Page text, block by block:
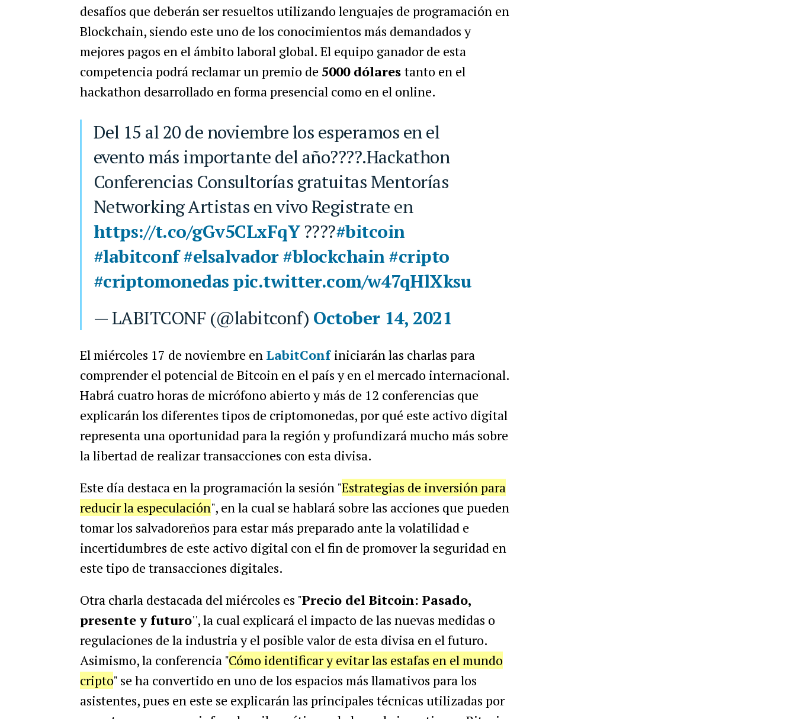
desafíos que deberán ser resueltos utilizando lenguajes de programación en
Blockchain, siendo este uno de los conocimientos más demandados y
mejores pagos en el ámbito laboral global. El equipo ganador de esta
competencia podrá reclamar un premio de 5000 dólares tanto en el
hackathon desarrollado en forma presencial como en el online.
Del 15 al 20 de noviembre los esperamos en el
evento más importante del año????.Hackathon
Conferencias Consultorías gratuitas Mentorías
Networking Artistas en vivo Registrate en
https://t.co/gGv5CLxFqY????#bitcoin
#labitconf#elsalvador#blockchain #cripto
#criptomonedas pic.twitter.com/w47qHlXksu
— LABITCONF (@labitconf) October 14, 2021
El miércoles 17 de noviembre en LabitConf iniciarán las charlas para
comprender el potencial de Bitcoin en el país y en el mercado internacional.
Habrá cuatro horas de micrófono abierto y más de 12 conferencias que
explicarán los diferentes tipos de criptomonedas, por qué este activo digital
representa una oportunidad para la región y profundizará mucho más sobre
la libertad de realizar transacciones con esta divisa.
Este día destaca en la programación la sesión "Estrategias de inversión para
reducir la especulación", en la cual se hablará sobre las acciones que pueden
tomar los salvadoreños para estar más preparado ante la volatilidad e
incertidumbres de este activo digital con el fin de promover la seguridad en
este tipo de transacciones digitales.
Otra charla destacada del miércoles es "Precio del Bitcoin: Pasado,
presente y futuro'', la cual explicará el impacto de las nuevas medidas o
regulaciones de la industria y el posible valor de esta divisa en el futuro.
Asimismo, la conferencia "Cómo identificar y evitar las estafas en el mundo
cripto" se ha convertido en uno de los espacios más llamativos para los
asistentes, pues en este se explicarán las principales técnicas utilizadas por